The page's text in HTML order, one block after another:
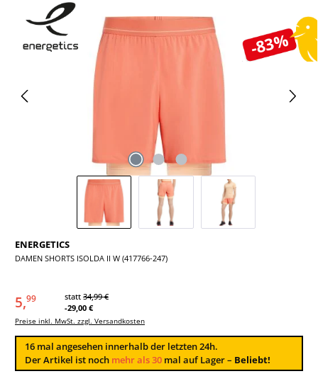
-83%
Bildergalerie überspringen
ENERGETICS
DAMEN SHORTS ISOLDA II W (417766-247)
5,99 statt 34,99 €
-29,00 €
Preise inkl. MwSt. zzgl. Versandkosten
16 mal angesehen innerhalb der letzten 24h.
Der Artikel ist noch mehr als 30 mal auf Lager – Beliebt!